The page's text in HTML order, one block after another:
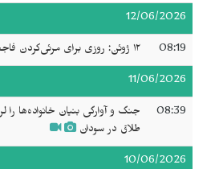
12/06/2026
08:19 ۱۲ ژوئن: روزی برای مرئی‌کردن فاجعه کار کودکان
11/06/2026
08:39
طلاق در سودان
10/06/2026